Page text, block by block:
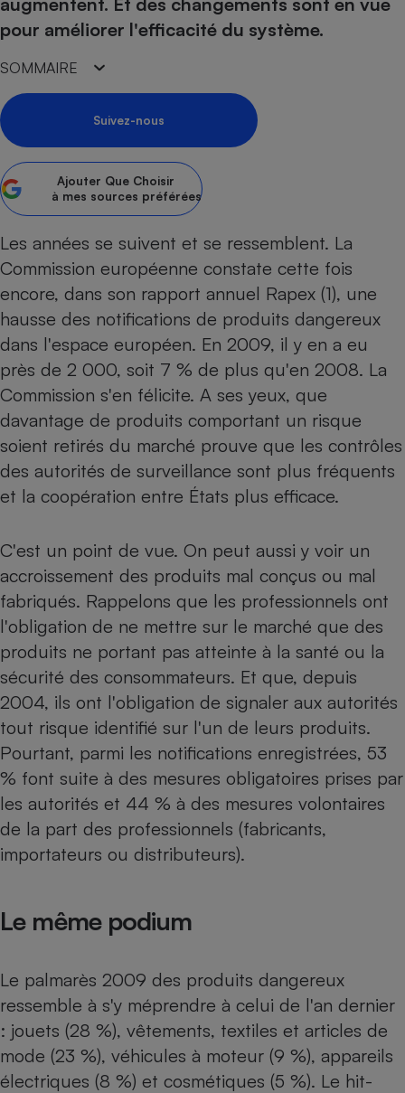
pour améliorer l'efficacité du système.
SOMMAIRE
Suivez-nous
Ajouter Que Choisir
à mes sources préférées
Les années se suivent et se ressemblent. La
Commission européenne constate cette fois
encore, dans son rapport annuel Rapex (1), une
hausse des notifications de produits dangereux
dans l'espace européen. En 2009, il y en a eu
près de 2 000, soit 7 % de plus qu'en 2008. La
Commission s'en félicite. A ses yeux, que
davantage de produits comportant un risque
soient retirés du marché prouve que les contrôles
des autorités de surveillance sont plus fréquents
et la coopération entre États plus efficace.
C'est un point de vue. On peut aussi y voir un
accroissement des produits mal conçus ou mal
fabriqués. Rappelons que les professionnels ont
l'obligation de ne mettre sur le marché que des
produits ne portant pas atteinte à la santé ou la
sécurité des consommateurs. Et que, depuis
2004, ils ont l'obligation de signaler aux autorités
tout risque identifié sur l'un de leurs produits.
Pourtant, parmi les notifications enregistrées, 53
% font suite à des mesures obligatoires prises par
les autorités et 44 % à des mesures volontaires
de la part des professionnels (fabricants,
importateurs ou distributeurs).
Le même podium
Le palmarès 2009 des produits dangereux
ressemble à s'y méprendre à celui de l'an dernier
: jouets (28 %), vêtements, textiles et articles de
mode (23 %), véhicules à moteur (9 %), appareils
électriques (8 %) et cosmétiques (5 %). Le hit-
Sécurité - Hygiène
Supermarché - Drive
Complément
alimentaire
bouteille
Assurance
Banque - Crédit
Mutuelle
Assurance emprunteur
Banque
Circulation routière
Contrôle technique -
Moto
Comparateur auto
Supermarché - Drive
Comparatif
Comparatif plaque à
Comparatif aspirateur
Comparatif cafetière
Comparatif robot cuiseur
Comparatif centrale
Gros électroménager
Petit électroménager -
Lave-linge
Climatiseur -
Ventilateur
Comparatif casque audio
Comparatif barre de son
Comparatif tablette
Image et son
Informatique
Internet
Téléphonie
Téléviseur
Téléphone mobile -
Smartphone
Antivirus
Crédit immobilier
Comparatif tondeuse
Comparatif poêle à
Bricolage - Jardinage
Chauffage
Produit d'entretien
Sécurité domestique
Matelas
Radiateur électrique
Système de santé -
Mutuelle
Antimoustique
Retraite
Choisir son fioul
Choisir son pellet
Comparateur assurance emprunteur
Energie Moins Chère Ensemble
Tous les comparateurs
Toutes les cartes interactives
Speedtest - Testez le débit de votre
connexion Internet